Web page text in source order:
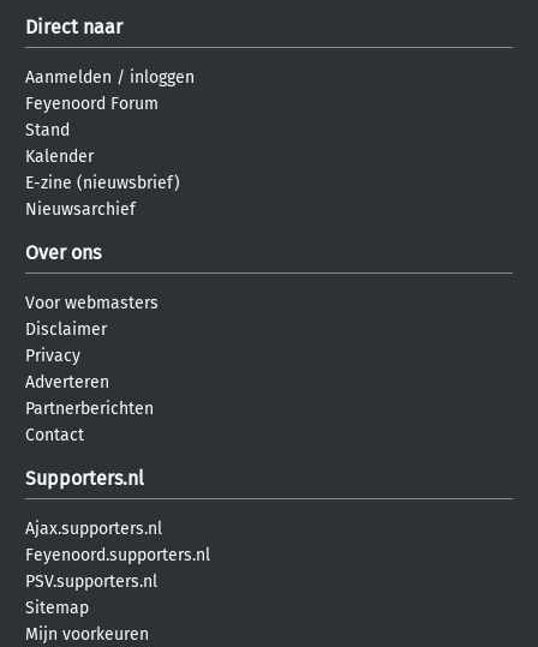
Direct naar
Aanmelden / inloggen
Feyenoord Forum
Stand
Kalender
E-zine (nieuwsbrief)
Nieuwsarchief
Over ons
Voor webmasters
Disclaimer
Privacy
Adverteren
Partnerberichten
Contact
Supporters.nl
Ajax.supporters.nl
Feyenoord.supporters.nl
PSV.supporters.nl
Sitemap
Mijn voorkeuren